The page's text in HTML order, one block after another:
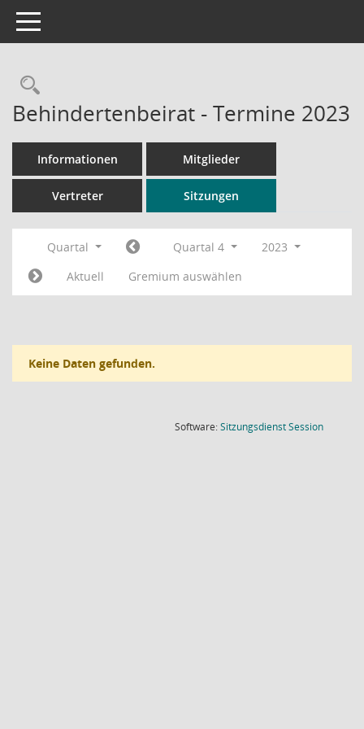
Toggle navigation
Rechercheauswahl
Behindertenbeirat - Termine 2023
Informationen Mitglieder
Vertreter Sitzungen
Quartal Quartal 4
2023
Aktuell
Gremium auswählen
Keine Daten gefunden.
Software:SitzungsdienstSession(Wird in